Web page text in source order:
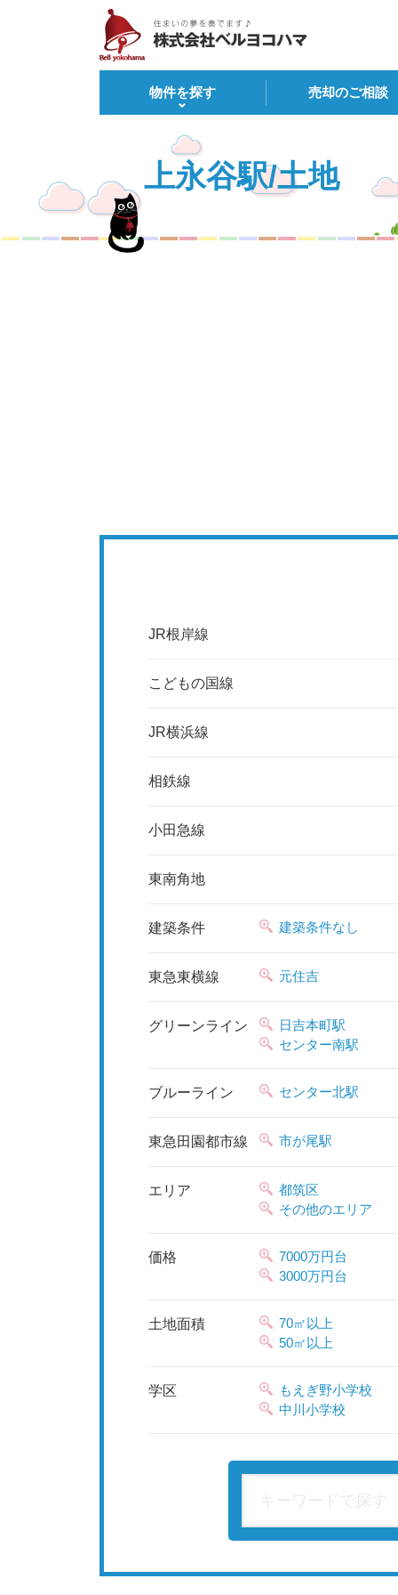
物件を探す 売却のご相談
上永谷駅/土地
JR根岸線
こどもの国線
JR横浜線
相鉄線
小田急線
東南角地
建築条件 建築条件なし
東急東横線 元住吉
グリーンライン
日吉本町駅
センター南駅
ブルーライン センター北駅
東急田園都市線 市が尾駅
エリア
都筑区
その他のエリア
価格
7000万円台
3000万円台
⼟地⾯積
70㎡以上
50㎡以上
学区
もえぎ野小学校
中川小学校